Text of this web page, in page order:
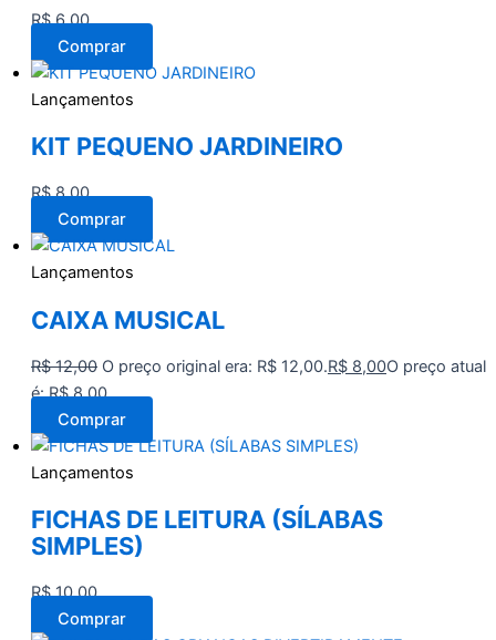
R$6,00
Comprar
Lançamentos
KIT PEQUENO JARDINEIRO
R$8,00
Comprar
Lançamentos
CAIXA MUSICAL
R$12,00 O preço original era: R$ 12,00.R$ 8,00O preço atual
é: R$ 8,00.
Comprar
Lançamentos
FICHAS DE LEITURA (SÍLABAS
SIMPLES)
R$10,00
Comprar